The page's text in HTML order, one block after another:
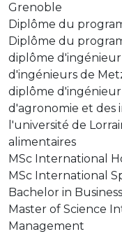
Grenoble
Diplôme du
Diplôme du
diplôme
d'ingénieurs de
diplôme
d'agronomie et des
l'université de
alimentaires
MSc International
MSc International
Bachelor in
Master of Science
Management